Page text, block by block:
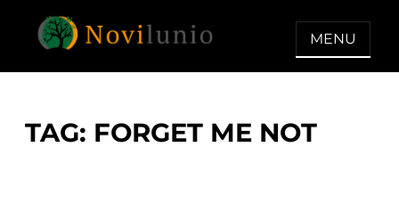
NOVILUNIO
Un aiuto con concreto dopo la
MENU
TAG: FORGET ME NOT